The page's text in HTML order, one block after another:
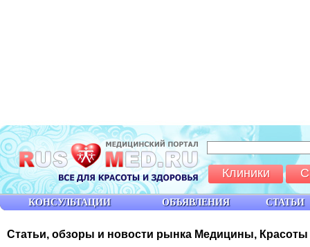
Статьи, обзоры и новости рынка Медицины,
КОНСУЛЬТАЦИИ ОБЪЯВЛЕНИЯ СТАТЬИ
Клиники